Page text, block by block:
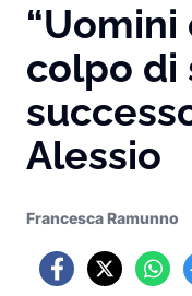
“Uomini
colpo di
Alessio
Francesca Ramunno